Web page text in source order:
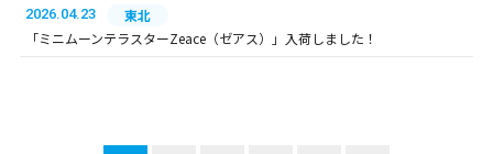
2026.04.23
東北
「ミニムーンテラスターZeace（ゼアス）」入荷しました！